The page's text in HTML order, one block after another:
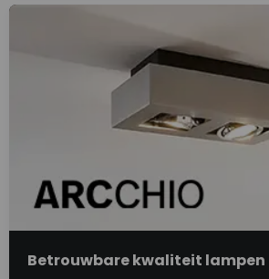
Betrouwbare kwaliteit lampen